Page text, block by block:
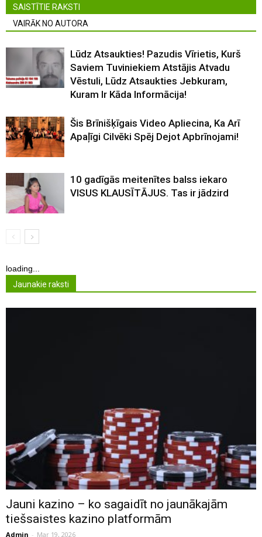
SAISTĪTIE RAKSTI
VAIRĀK NO AUTORA
Lūdz Atsaukties! Pazudis Vīrietis, Kurš
Saviem Tuviniekiem Atstājis Atvadu
Vēstuli, Lūdz Atsaukties Jebkuram,
Kuram Ir Kāda Informācija!
Šis Brīnišķīgais Video Apliecina, Ka Arī
Apaļīgi Cilvēki Spēj Dejot Apbrīnojami!
10 gadīgās meitenītes balss iekaro
VISUS KLAUSĪTĀJUS. Tas ir jādzird
loading...
Jaunakie raksti
Jauni kazino – ko sagaidīt no jaunākajām
tiešsaistes kazino platformām
Admin - Mar 19, 2026